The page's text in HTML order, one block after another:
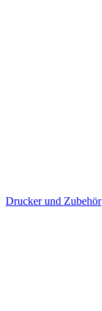
Drucker und Zubehör